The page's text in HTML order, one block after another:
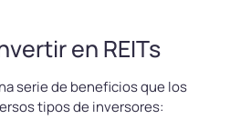
en REITs
serie de beneficios que los
tipos de inversores: